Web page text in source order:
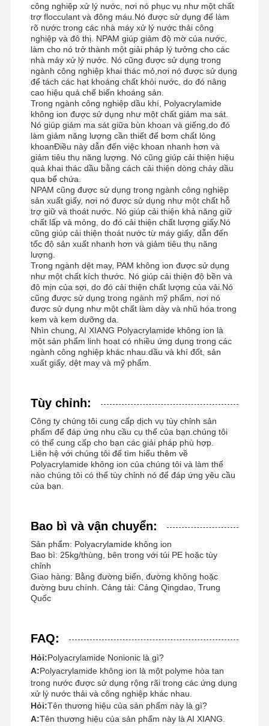
Tham Quan
Nhà Máy
Kiểm Soát
Chất Lượng
Tin Tức
Tất Cả Các
Trường Hợp
Yêu Cầu Báo
Giá
Máy khử lưu huỳnh oxit sắt
Dimethylaminoethyl Methacrylate
Methacryloyloxyethyl Trimethyl Ammonium Chloride
Acryloyloxyethyl trimethyl ammonium chloride
Polyacrylamit anion
polyacrylamit không ion
Phân hợp phân bón chất bảo vệ giải phóng chậm
Polyacrylamit cation
Thuốc trầm tích nhiệt độ cao
Khử lưu huỳnh
công nghiệp xử lý nước, nơi nó phục vụ như một chất
trợ flocculant và đông máu.Nó được sử dụng để làm
rõ nước trong các nhà máy xử lý nước thải công
nghiệp và đô thị. NPAM giúp giảm độ mờ của nước,
làm cho nó trở thành một giải pháp lý tưởng cho các
nhà máy xử lý nước. Nó cũng được sử dụng trong
ngành công nghiệp khai thác mỏ,nơi nó được sử dụng
để tách các hạt khoáng chất khỏi nước, do đó nâng
cao hiệu quả chế biến khoáng sản.
Trong ngành công nghiệp dầu khí, Polyacrylamide
không ion được sử dụng như một chất giảm ma sát.
Nó giúp giảm ma sát giữa bùn khoan và giếng,do đó
làm giảm năng lượng cần thiết để bơm chất lỏng
khoanĐiều này dẫn đến việc khoan nhanh hơn và
giảm tiêu thụ năng lượng. Nó cũng giúp cải thiện hiệu
quả khai thác dầu bằng cách cải thiện dòng chảy dầu
qua bể chứa.
NPAM cũng được sử dụng trong ngành công nghiệp
sản xuất giấy, nơi nó được sử dụng như một chất hỗ
trợ giữ và thoát nước. Nó giúp cải thiện khả năng giữ
chất lấp và mỏng, do đó cải thiện chất lượng giấy.Nó
cũng giúp cải thiện thoát nước từ máy giấy, dẫn đến
tốc độ sản xuất nhanh hơn và giảm tiêu thụ năng
lượng.
Trong ngành dệt may, PAM không ion được sử dụng
như một chất kích thước. Nó giúp cải thiện độ bền và
độ mịn của sợi, do đó cải thiện chất lượng của vải.Nó
cũng được sử dụng trong ngành mỹ phẩm, nơi nó
được sử dụng như một chất làm dày và nhũ hóa trong
kem và kem dưỡng da.
Nhìn chung, AI XIANG Polyacrylamide không ion là
một sản phẩm linh hoạt có nhiều ứng dụng trong các
ngành công nghiệp khác nhau.dầu và khí đốt, sản
xuất giấy, dệt may và mỹ phẩm.
Tùy chỉnh:
Công ty chúng tôi cung cấp dịch vụ tùy chỉnh sản
phẩm để đáp ứng nhu cầu cụ thể của bạn.chúng tôi
có thể cung cấp cho bạn các giải pháp phù hợp.
Liên hệ với chúng tôi để tìm hiểu thêm về
Polyacrylamide không ion của chúng tôi và làm thế
nào chúng tôi có thể tùy chỉnh nó để đáp ứng yêu cầu
của bạn.
Bao bì và vận chuyển:
Sản phẩm: Polyacrylamide không ion
Bao bì: 25kg/thùng, bên trong với túi PE hoặc tùy
chỉnh
Giao hàng: Bằng đường biển, đường không hoặc
đường bưu chính. Cảng tải: Cảng Qingdao, Trung
Quốc
FAQ:
Hỏi:Polyacrylamide Nonionic là gì?
A:Polyacrylamide không ion là một polyme hòa tan
trong nước được sử dụng rộng rãi trong các ứng dụng
xử lý nước thải và công nghiệp khác nhau.
Hỏi:Tên thương hiệu của sản phẩm này là gì?
A:Tên thương hiệu của sản phẩm này là AI XIANG.